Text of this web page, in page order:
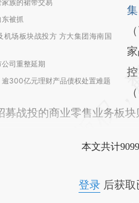
族的裙带交易
被抓
机场板块战投方 方大集团海南国
司重整延期
300亿元理财产品债权处置难题
（
募战投的商业零售业务板块
本文共计
登录后获取